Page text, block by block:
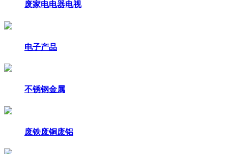
废家电电器电视
电子产品
不锈钢金属
废铁废铜废铝